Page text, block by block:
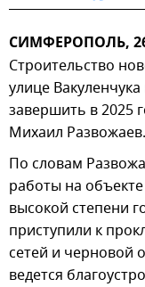
СИМФЕРОПОЛЬ,
Строительство
улице
завершить в 2025
Михаил Развожаев.
По словам
работы на
высокой степени
приступили к
сетей и черновой
ведется